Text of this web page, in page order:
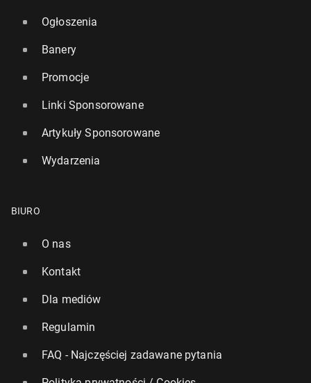
Ogłoszenia
Banery
Promocje
Linki Sponsorowane
Artykuły Sponsorowane
Wydarzenia
BIURO
O nas
Kontakt
Dla mediów
Regulamin
FAQ - Najczęściej zadawane pytania